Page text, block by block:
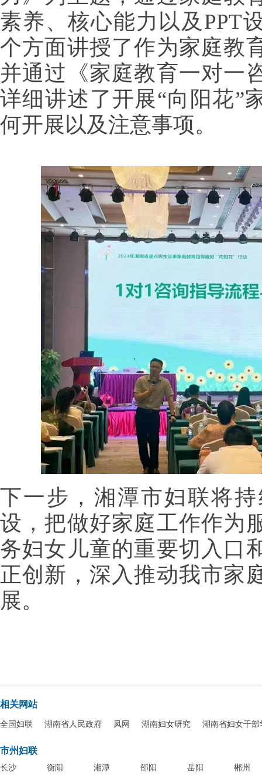
素养、核心能力以及 PPT
个方面讲授了作为家庭教
并通过《家庭教育一对一
详细讲述了开展“向阳花”
何开展以及注意事项。
下一步，湘潭市妇联将
设，把做好家庭工作作为
务妇女儿童的重要切入口
正创新，深入推动我市家
展。
相关网站
全国妇联 湖南省人民政府 凤网 湖南妇女研究 湖南省妇女干部
市州妇联
长沙 衡阳 湘潭 邵阳 岳阳 郴州